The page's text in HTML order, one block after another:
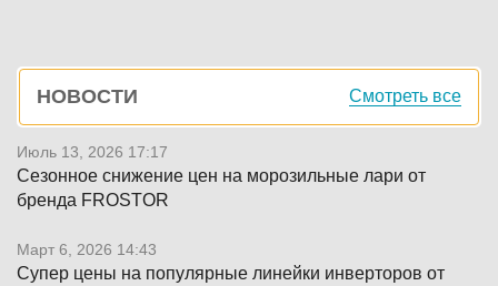
Боковая
панель
НОВОСТИ Смотреть все
Июль 13, 2026 17:17
Сезонное снижение цен на морозильные лари от
бренда FROSTOR
Март 6, 2026 14:43
Супер цены на популярные линейки инверторов от